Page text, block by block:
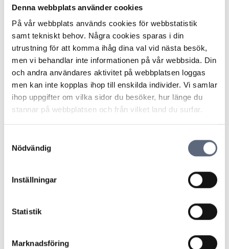
Denna webbplats använder cookies
På vår webbplats används cookies för webbstatistik
samt tekniskt behov. Några cookies sparas i din
utrustning för att komma ihåg dina val vid nästa besök,
men vi behandlar inte informationen på vår webbsida. Din
och andra användares aktivitet på webbplatsen loggas
men kan inte kopplas ihop till enskilda individer. Vi samlar
ihop uppgifter om vilka sidor du besöker, hur länge du
stannar på webbplatsen och från vilket land du surfar.
Nödvändig
Inställningar
Statistik
Marknadsföring
Senast uppdaterad:
2025-10-30
Dela sidan
Dela sidan på Facebook
Dela sidan på Linkedin
Skriv ut sidan
Telekområdgivarna
Telekområdgivarna ger opartisk och
abonnemang för tv, telefoni, bredband samt
2025
Aktuellt